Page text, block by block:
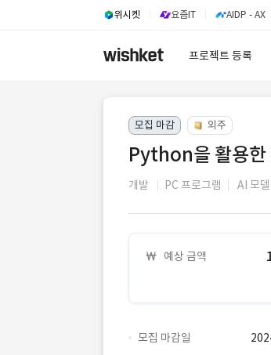
위시켓 요즘IT AIDP - AX
프로젝트 등록
모집 마감 외주
Python을 활용한
개발 PC 프로그램 AI 모
예상 금액
모집 마감일